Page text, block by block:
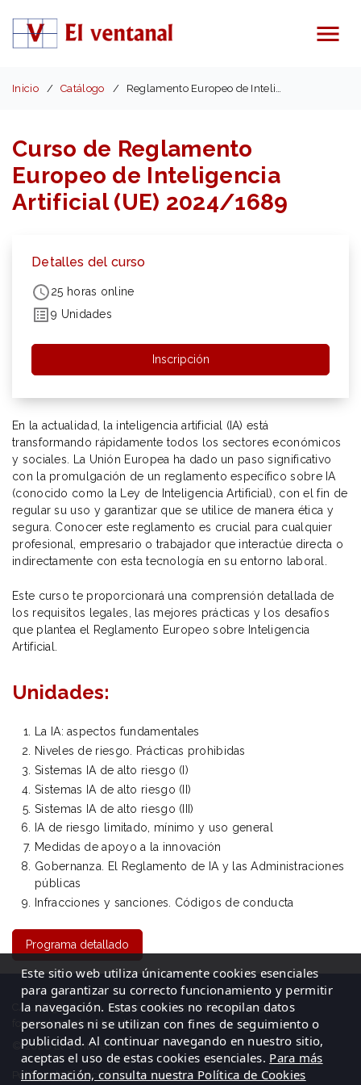
Menú
Inicio Catálogo Reglamento Europeo de Inteligencia Artificial
Curso de Reglamento
Europeo de Inteligencia
Artificial (UE) 2024/1689
Detalles del curso
25 horas online
9 Unidades
Inscripción
En la actualidad, la inteligencia artificial (IA) está
transformando rápidamente todos los sectores económicos
y sociales. La Unión Europea ha dado un paso significativo
con la promulgación de un reglamento específico sobre IA
(conocido como la Ley de Inteligencia Artificial), con el fin de
regular su uso y garantizar que se utilice de manera ética y
segura. Conocer este reglamento es crucial para cualquier
profesional, empresario o trabajador que interactúe directa o
indirectamente con esta tecnología en su entorno laboral.
Este curso te proporcionará una comprensión detallada de
los requisitos legales, las mejores prácticas y los desafíos
que plantea el Reglamento Europeo sobre Inteligencia
Artificial.
Unidades:
La IA: aspectos fundamentales
Niveles de riesgo. Prácticas prohibidas
Sistemas IA de alto riesgo (I)
Sistemas IA de alto riesgo (II)
Sistemas IA de alto riesgo (III)
IA de riesgo limitado, mínimo y uso general
Medidas de apoyo a la innovación
Gobernanza. El Reglamento de IA y las Administraciones
públicas
Infracciones y sanciones. Códigos de conducta
Programa detallado
C/ La Cigüeña, 50, Logroño (La Rioja)| Tel: 941 23 59 65
formacion@elventanal.es
© 2026 El Ventanal
Política de Privacidad | Aviso legal | Política de cookies
Este sitio web utiliza únicamente cookies esenciales
para garantizar su correcto funcionamiento y permitir
la navegación. Estas cookies no recopilan datos
personales ni se utilizan con fines de seguimiento o
publicidad. Al continuar navegando en nuestro sitio,
aceptas el uso de estas cookies esenciales. Para más
información, consulta nuestra Política de Cookies